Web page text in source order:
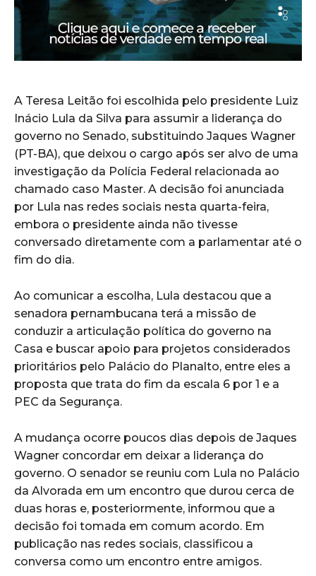
A Teresa Leitão foi escolhida pelo presidente Luiz
Inácio Lula da Silva para assumir a liderança do
governo no Senado, substituindo Jaques Wagner
(PT-BA), que deixou o cargo após ser alvo de uma
investigação da Polícia Federal relacionada ao
chamado caso Master. A decisão foi anunciada
por Lula nas redes sociais nesta quarta-feira,
embora o presidente ainda não tivesse
conversado diretamente com a parlamentar até o
fim do dia.
Ao comunicar a escolha, Lula destacou que a
senadora pernambucana terá a missão de
conduzir a articulação política do governo na
Casa e buscar apoio para projetos considerados
prioritários pelo Palácio do Planalto, entre eles a
proposta que trata do fim da escala 6 por 1 e a
PEC da Segurança.
A mudança ocorre poucos dias depois de Jaques
Wagner concordar em deixar a liderança do
governo. O senador se reuniu com Lula no Palácio
da Alvorada em um encontro que durou cerca de
duas horas e, posteriormente, informou que a
decisão foi tomada em comum acordo. Em
publicação nas redes sociais, classificou a
conversa como um encontro entre amigos.